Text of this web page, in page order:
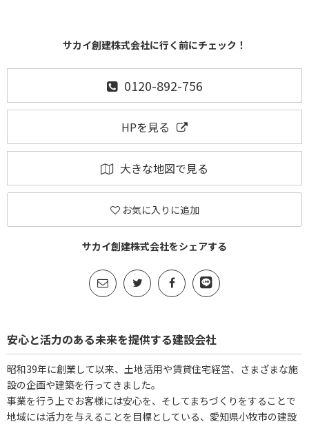
サカイ創建株式会社に行く前にチェック！
0120-892-756
HPを見る
大きな地図で見る
お気に入りに追加
サカイ創建株式会社をシェアする
安心と活力のある未来を提供する建設会社
昭和39年に創業して以来、土地活用や賃貸住宅経営、さまざまな施
設の企画や建築を行ってきました。
事業を行う上でお客様には安心を、そしてまちづくりをすることで
地域には活力を与えることを目標としている、愛知県小牧市の建設